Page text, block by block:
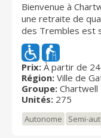
Bienvenue à
une retraite de qualité
des Trembles est
Gatineau, dans le
parc de la
vous y trouverez
la nature. Les retraités actifs qui souhaitent maintenir
leur mode de vie
résidence à
gastronomie et
supérieure, vous
Prix: À partir de
Région: Ville de
Groupe: Chartwell
Unités: 275
Autonome Semi-